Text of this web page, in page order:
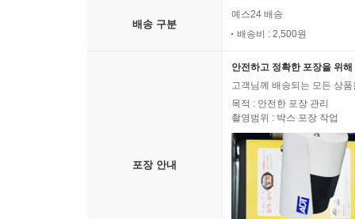
배송 구분
예스24 배송
배송비 : 2,500원
포장 안내
안전하고 정확한 포장을 위
고객님께 배송되는 모든 상
목적 : 안전한 포장 관리
촬영범위 : 박스 포장 작업